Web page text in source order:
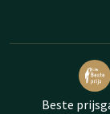
Beste